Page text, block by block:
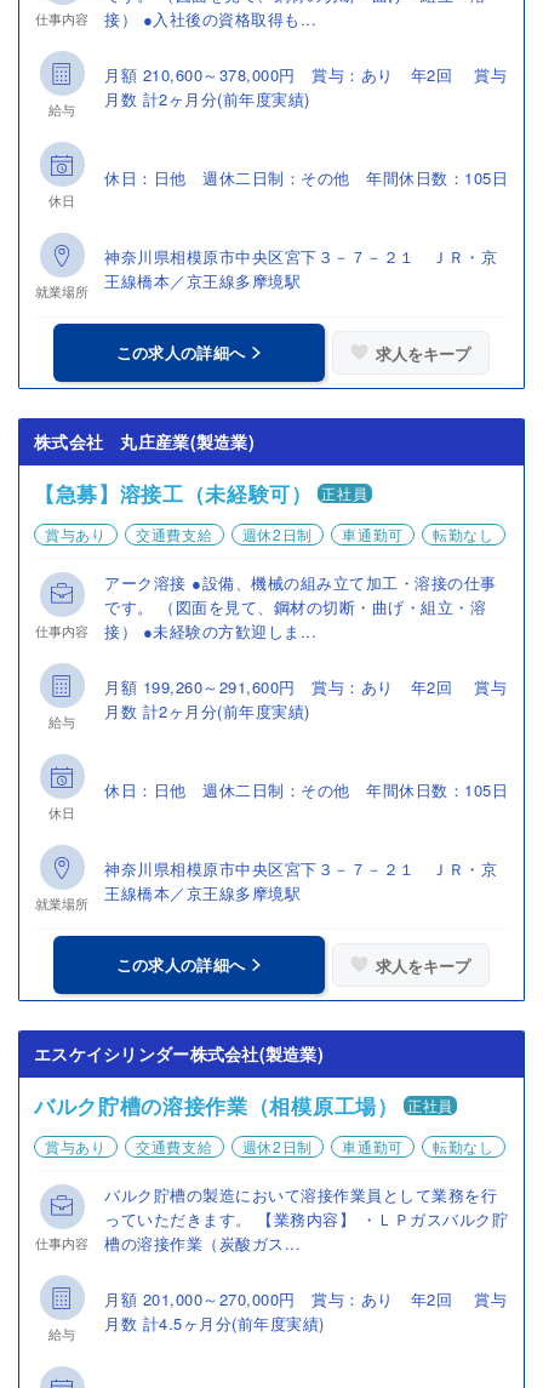
仕事内容
接） ●入社後の資格取得も...
給与
月額 210,600～378,000円 賞与：あり 年2回 賞与
月数 計2ヶ月分(前年度実績)
休日
休日：日他 週休二日制：その他 年間休日数：105日
就業場所
神奈川県相模原市中央区宮下３－７－２１ ＪＲ・京
王線橋本／京王線多摩境駅
この求人の詳細へ 求人をキープ
株式会社 丸庄産業(製造業)
【急募】溶接工（未経験可）
正社員
賞与あり
交通費支給 週休2日制 車通勤可 転勤なし
仕事内容
アーク溶接 ●設備、機械の組み立て加工・溶接の仕事
です。 （図面を見て、鋼材の切断・曲げ・組立・溶
接） ●未経験の方歓迎しま...
給与
月額 199,260～291,600円 賞与：あり 年2回 賞与
月数 計2ヶ月分(前年度実績)
休日
休日：日他 週休二日制：その他 年間休日数：105日
就業場所
神奈川県相模原市中央区宮下３－７－２１ ＪＲ・京
王線橋本／京王線多摩境駅
この求人の詳細へ 求人をキープ
エスケイシリンダー株式会社(製造業)
バルク貯槽の溶接作業（相模原工場）
正社員
賞与あり
交通費支給 週休2日制 車通勤可 転勤なし
仕事内容
バルク貯槽の製造において溶接作業員として業務を行
っていただきます。 【業務内容】 ・ＬＰガスバルク貯
槽の溶接作業（炭酸ガス...
給与
月額 201,000～270,000円 賞与：あり 年2回 賞与
月数 計4.5ヶ月分(前年度実績)